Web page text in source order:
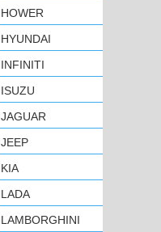
HOWER
HYUNDAI
INFINITI
ISUZU
JAGUAR
JEEP
KIA
LADA
LAMBORGHINI